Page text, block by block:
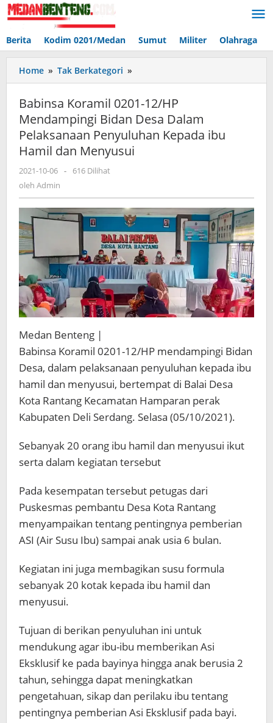
Lewati
ke
Berita Kodim 0201/Medan Sumut Militer Olahraga
Home » Tak Berkategori »
Koramil
12/HP
Mendampingi
Bidan
Desa
Dalam
Kepada
ibu
Hamil
dan
Menyusui
Babinsa Koramil 0201-12/HP
Mendampingi Bidan Desa Dalam
Pelaksanaan Penyuluhan Kepada ibu
Hamil dan Menyusui
2021-10-06 oleh
-
616 Dilihat
oleh Admin
Medan Benteng |
Babinsa Koramil 0201-12/HP mendampingi Bidan
Desa, dalam pelaksanaan penyuluhan kepada ibu
hamil dan menyusui, bertempat di Balai Desa
Kota Rantang Kecamatan Hamparan perak
Kabupaten Deli Serdang. Selasa (05/10/2021).
Sebanyak 20 orang ibu hamil dan menyusui ikut
serta dalam kegiatan tersebut
Pada kesempatan tersebut petugas dari
Puskesmas pembantu Desa Kota Rantang
menyampaikan tentang pentingnya pemberian
ASI (Air Susu Ibu) sampai anak usia 6 bulan.
Kegiatan ini juga membagikan susu formula
sebanyak 20 kotak kepada ibu hamil dan
menyusui.
Tujuan di berikan penyuluhan ini untuk
mendukung agar ibu-ibu memberikan Asi
Eksklusif ke pada bayinya hingga anak berusia 2
tahun, sehingga dapat meningkatkan
pengetahuan, sikap dan perilaku ibu tentang
pentingnya pemberian Asi Eksklusif pada bayi.